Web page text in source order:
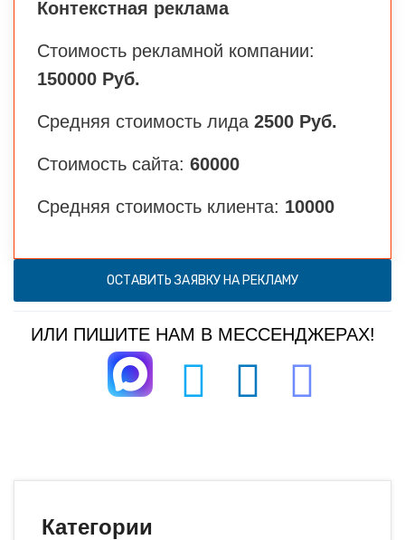
Контекстная реклама
Стоимость рекламной компании:
150000 Руб.
Средняя стоимость лида 2500 Руб.
Стоимость сайта: 60000
Средняя стоимость клиента: 10000
ОСТАВИТЬ ЗАЯВКУ НА РЕКЛАМУ
ИЛИ ПИШИТЕ НАМ В МЕССЕНДЖЕРАХ!
Категории